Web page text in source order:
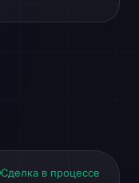
Сделка в процессе